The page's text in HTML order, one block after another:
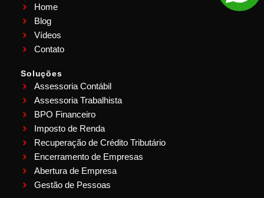
Home
Blog
Vídeos
Contato
Soluções
Assessoria Contábil
Assessoria Trabalhista
BPO Financeiro
Imposto de Renda
Recuperação de Crédito Tributário
Encerramento de Empresas
Abertura de Empresa
Gestão de Pessoas